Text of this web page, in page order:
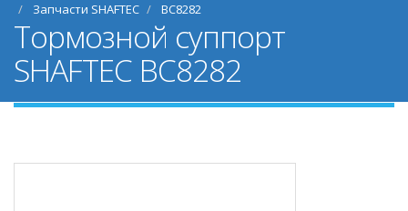
Запчасти SHAFTEC
BC8282
Тормозной суппорт
SHAFTEC BC8282